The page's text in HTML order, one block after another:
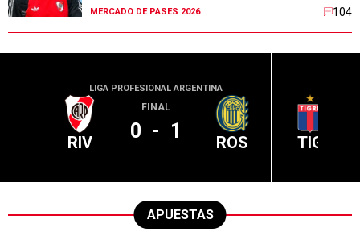
MERCADO DE PASES 2026 104
LIGA PROFESIONAL ARGENTINA
RIV
FINAL
0 - 1 ROS TIG
APUESTAS